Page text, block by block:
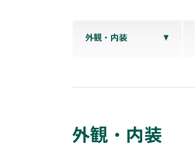
外観・内装
外観・内装